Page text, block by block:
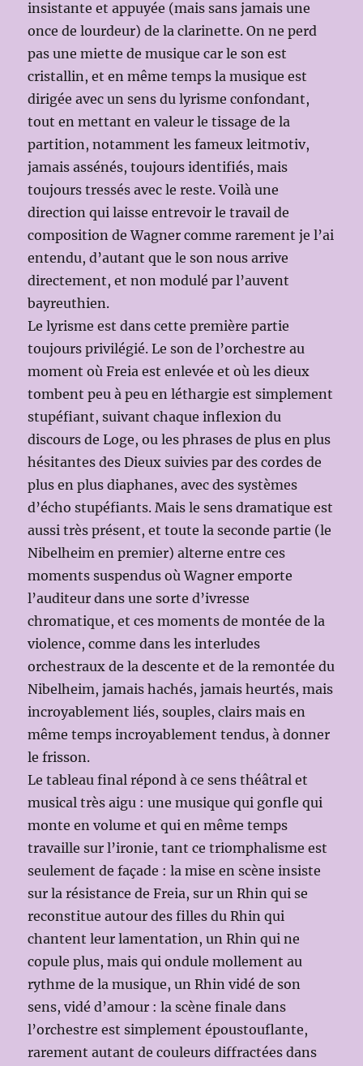
insistante et appuyée (mais sans jamais une
once de lourdeur) de la clarinette. On ne perd
pas une miette de musique car le son est
cristallin, et en même temps la musique est
dirigée avec un sens du lyrisme confondant,
tout en mettant en valeur le tissage de la
partition, notamment les fameux leitmotiv,
jamais assénés, toujours identifiés, mais
toujours tressés avec le reste. Voilà une
direction qui laisse entrevoir le travail de
composition de Wagner comme rarement je l’ai
entendu, d’autant que le son nous arrive
directement, et non modulé par l’auvent
bayreuthien.
Le lyrisme est dans cette première partie
toujours privilégié. Le son de l’orchestre au
moment où Freia est enlevée et où les dieux
tombent peu à peu en léthargie est simplement
stupéfiant, suivant chaque inflexion du
discours de Loge, ou les phrases de plus en plus
hésitantes des Dieux suivies par des cordes de
plus en plus diaphanes, avec des systèmes
d’écho stupéfiants. Mais le sens dramatique est
aussi très présent, et toute la seconde partie (le
Nibelheim en premier) alterne entre ces
moments suspendus où Wagner emporte
l’auditeur dans une sorte d’ivresse
chromatique, et ces moments de montée de la
violence, comme dans les interludes
orchestraux de la descente et de la remontée du
Nibelheim, jamais hachés, jamais heurtés, mais
incroyablement liés, souples, clairs mais en
même temps incroyablement tendus, à donner
le frisson.
Le tableau final répond à ce sens théâtral et
musical très aigu : une musique qui gonfle qui
monte en volume et qui en même temps
travaille sur l’ironie, tant ce triomphalisme est
seulement de façade : la mise en scène insiste
sur la résistance de Freia, sur un Rhin qui se
reconstitue autour des filles du Rhin qui
chantent leur lamentation, un Rhin qui ne
copule plus, mais qui ondule mollement au
rythme de la musique, un Rhin vidé de son
sens, vidé d’amour : la scène finale dans
l’orchestre est simplement époustouflante,
rarement autant de couleurs diffractées dans